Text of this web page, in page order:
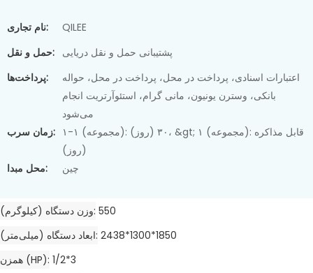
نام تجاری:
QILEE
حمل و نقل: پشتیبانی حمل و نقل دریایی
پرداخت‌ها:
اعتبارات اسنادی، پرداخت در محل، پرداخت در محل، حواله
بانکی، وسترن یونیون، مانی گرام، استئوآرتریت انجام
می‌شود
زمان سرب: ۱-۱ (مجموعه): ۳۰ (روز)، &gt; ۱ (مجموعه): قابل مذاکره
(روز)
محل مبدا:
چین
وزن دستگاه (کیلوگرم) 550
ابعاد دستگاه (میلی‌متر) 2438*1300*1850
همزن (HP) 1/2*3